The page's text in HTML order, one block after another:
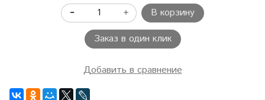
В корзину
Заказ в один клик
Добавить в сравнение